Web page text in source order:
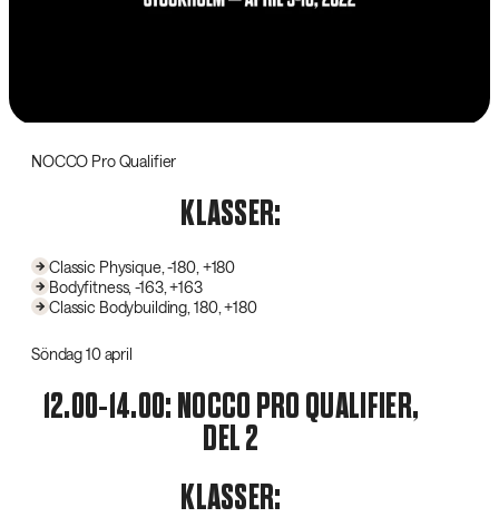
NOCCO Pro Qualifier
KLASSER:
Classic Physique, -180, +180
Bodyfitness, -163, +163
Classic Bodybuilding, 180, +180
Söndag 10 april
12.00-14.00: NOCCO PRO QUALIFIER,
DEL 2
KLASSER: